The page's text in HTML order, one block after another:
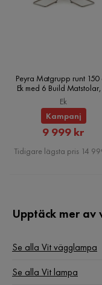
Underhållstips:
Metall:
1. Rengör med ett
torka torrt efteråt
2. Använd
Peyra Matgrupp runt 150
Ek med 6 Build Matstolar,
Ek
Kampanj
Rabatterat
Pris
9 999 kr
Tidigare lägsta pris 14
Upptäck mer
Se alla Vit vägglampa
Se alla Vit lampa